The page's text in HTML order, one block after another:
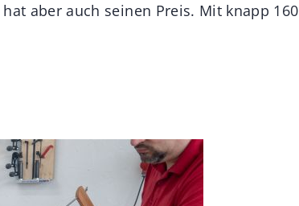
aber auch seinen Preis. Mit knapp 160